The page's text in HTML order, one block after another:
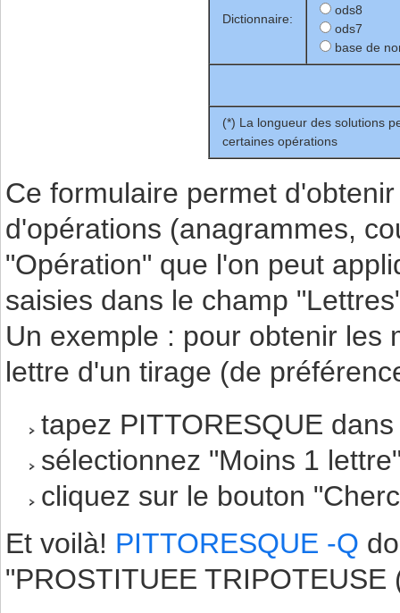
Dictionnaire:
ods8
ods7
base de
(*) La longueur des solutions
certaines opérations
Ce formulaire permet
d'opérations (anagrammes,
"Opération" que l'on peut
saisies dans le champ
Un exemple : pour obtenir les
lettre d'un tirage (de
tapez PITTORESQUE
sélectionnez "Moins 1
cliquez sur le bouton
Et voilà! PITTORESQUE -Q
"PROSTITUEE